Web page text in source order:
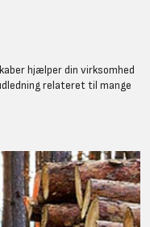
hjælper din virksomhed
relateret til mange